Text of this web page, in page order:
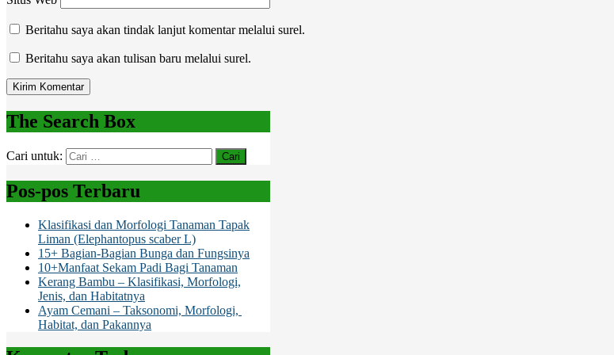
Beritahu saya akan tindak lanjut komentar melalui surel.
Beritahu saya akan tulisan baru melalui surel.
The Search Box
Cari untuk:
Pos-pos Terbaru
Klasifikasi dan Morfologi Tanaman Tapak
Liman (Elephantopus scaber L)
15+ Bagian-Bagian Bunga dan Fungsinya
10+Manfaat Sekam Padi Bagi Tanaman
Kerang Bambu – Klasifikasi, Morfologi,
Jenis, dan Habitatnya
Ayam Cemani – Taksonomi, Morfologi,
Habitat, dan Pakannya